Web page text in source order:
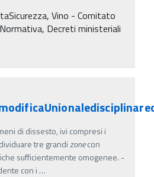
Vino - Comitato
Decreti ministeriali
di dissesto, ivi compresi i
tre grandizonecon
sufficientemente omogenee. -
con i …